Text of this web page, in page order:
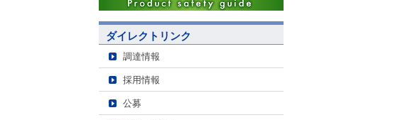
ダイレクトリンク
調達情報
採用情報
公募